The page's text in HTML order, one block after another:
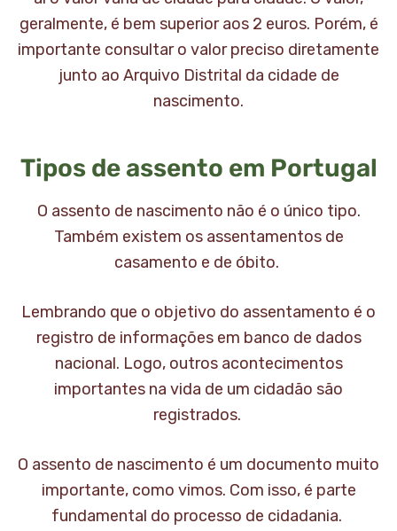
geralmente, é bem superior aos 2 euros. Porém, é
importante consultar o valor preciso diretamente
junto ao Arquivo Distrital da cidade de
nascimento.
Tipos de assento em Portugal
O assento de nascimento não é o único tipo.
Também existem os assentamentos de
casamento e de óbito.
Lembrando que o objetivo do assentamento é o
registro de informações em banco de dados
nacional. Logo, outros acontecimentos
importantes na vida de um cidadão são
registrados.
O assento de nascimento é um documento muito
importante, como vimos. Com isso, é parte
fundamental do processo de cidadania.